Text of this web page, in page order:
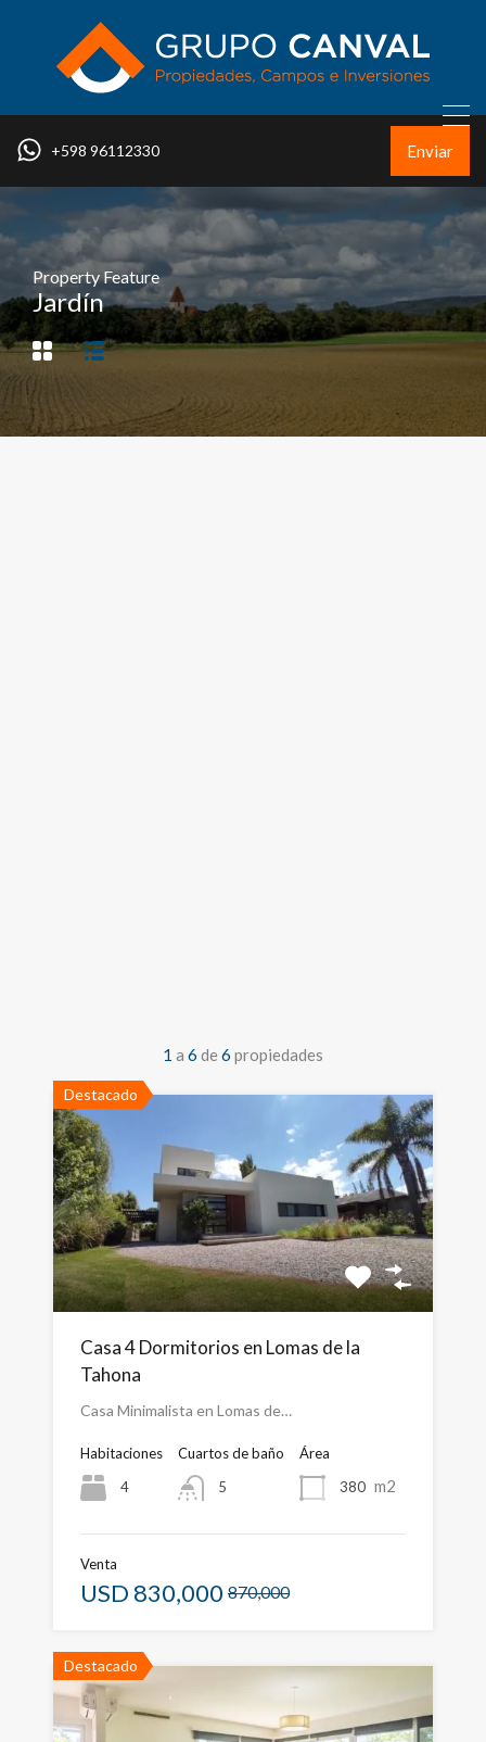
+598 96112330 Enviar
Property Feature
Jardín
1 a 6 de 6 propiedades
Destacado
Casa 4 Dormitorios en Lomas de la
Tahona
Casa Minimalista en Lomas de…
Habitaciones
4
Cuartos de baño
5
Área
380 m2
Venta
USD 830,000 870,000
Destacado